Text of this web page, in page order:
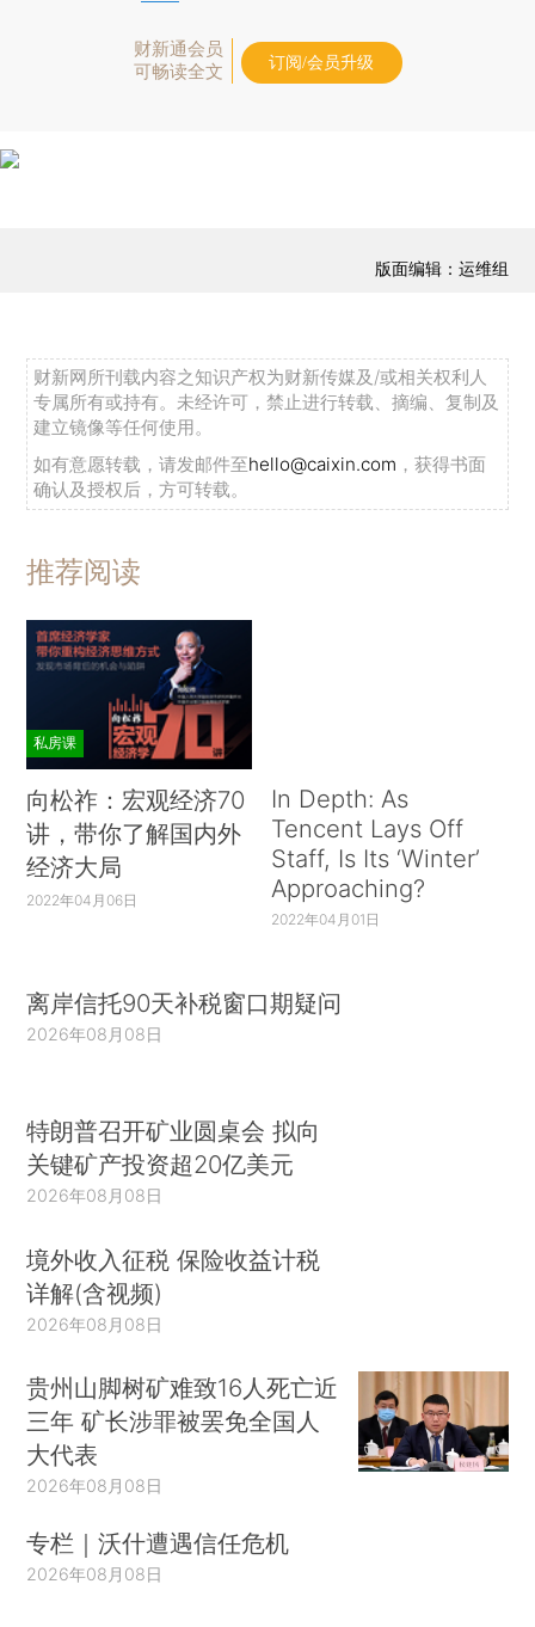
财新通会员
可畅读全文
订阅/会员升级
版面编辑：运维组
财新网所刊载内容之知识产权为财新传媒及/或相关权利人
专属所有或持有。未经许可，禁止进行转载、摘编、复制及
建立镜像等任何使用。
如有意愿转载，请发邮件至hello@caixin.com ，获得书面
确认及授权后，方可转载。
推荐阅读
私房课
向松祚：宏观经济70
讲，带你了解国内外
经济大局
2022年04月06日
In Depth: As
Tencent Lays Off
Staff, Is Its ‘Winter’
Approaching?
2022年04月01日
离岸信托90天补税窗口期疑问
2026年08月08日
特朗普召开矿业圆桌会 拟向
关键矿产投资超20亿美元
2026年08月08日
境外收入征税 保险收益计税
详解(含视频)
2026年08月08日
贵州山脚树矿难致16人死亡近
三年 矿长涉罪被罢免全国人
大代表
2026年08月08日
专栏｜沃什遭遇信任危机
2026年08月08日